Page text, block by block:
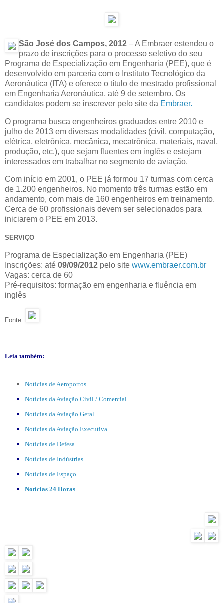
São José dos Campos, 2012 – A Embraer estendeu o
prazo de inscrições para o processo seletivo do seu
Programa de Especialização em Engenharia (PEE), que é
desenvolvido em parceria com o Instituto Tecnológico da
Aeronáutica (ITA) e oferece o título de mestrado profissional
em Engenharia Aeronáutica, até 9 de setembro. Os
candidatos podem se inscrever pelo site da Embraer.
O programa busca engenheiros graduados entre 2010 e
julho de 2013 em diversas modalidades (civil, computação,
elétrica, eletrônica, mecânica, mecatrônica, materiais, naval,
produção, etc.), que sejam fluentes em inglês e estejam
interessados em trabalhar no segmento de aviação.
Com início em 2001, o PEE já formou 17 turmas com cerca
de 1.200 engenheiros. No momento três turmas estão em
andamento, com mais de 160 engenheiros em treinamento.
Cerca de 60 profissionais devem ser selecionados para
iniciarem o PEE em 2013.
SERVIÇO
Programa de Especialização em Engenharia (PEE)
Inscrições: até 09/09/2012 pelo site www.embraer.com.br
Vagas: cerca de 60
Pré-requisitos: formação em engenharia e fluência em
inglês
Fonte:
Leia também:
Notícias de Aeroportos
Notícias da Aviação Civil / Comercial
Notícias da Aviação Geral
Notícias da Aviação Executiva
Notícias de Defesa
Notícias de Indústrias
Notícias de Espaço
Notícias 24 Horas